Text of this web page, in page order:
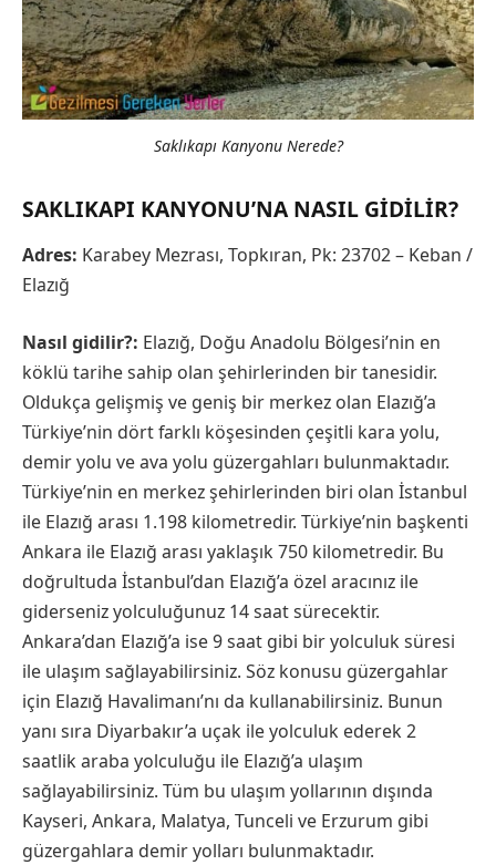
Saklıkapı Kanyonu Nerede?
SAKLIKAPI KANYONU’NA NASIL GIDILIR?
Adres: Karabey Mezrası, Topkıran, Pk: 23702 – Keban /
Elazığ
Nasıl gidilir?: Elazığ, Doğu Anadolu Bölgesi’nin en
köklü tarihe sahip olan şehirlerinden bir tanesidir.
Oldukça gelişmiş ve geniş bir merkez olan Elazığ’a
Türkiye’nin dört farklı köşesinden çeşitli kara yolu,
demir yolu ve ava yolu güzergahları bulunmaktadır.
Türkiye’nin en merkez şehirlerinden biri olan İstanbul
ile Elazığ arası 1.198 kilometredir. Türkiye’nin başkenti
Ankara ile Elazığ arası yaklaşık 750 kilometredir. Bu
doğrultuda İstanbul’dan Elazığ’a özel aracınız ile
giderseniz yolculuğunuz 14 saat sürecektir.
Ankara’dan Elazığ’a ise 9 saat gibi bir yolculuk süresi
ile ulaşım sağlayabilirsiniz. Söz konusu güzergahlar
için Elazığ Havalimanı’nı da kullanabilirsiniz. Bunun
yanı sıra Diyarbakır’a uçak ile yolculuk ederek 2
saatlik araba yolculuğu ile Elazığ’a ulaşım
sağlayabilirsiniz. Tüm bu ulaşım yollarının dışında
Kayseri, Ankara, Malatya, Tunceli ve Erzurum gibi
güzergahlara demir yolları bulunmaktadır.